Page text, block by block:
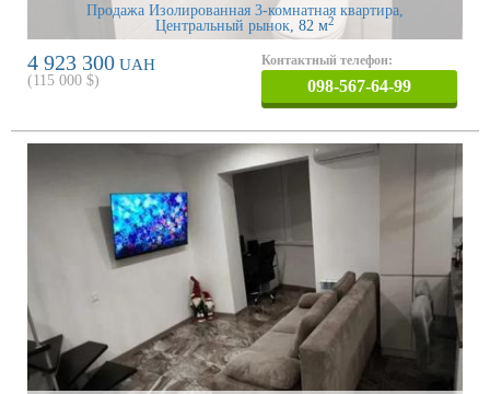
Продажа Изолированная 3-комнатная квартира,
Центральный рынок, 82 м2
4 923 300 UAH
(115 000 $)
Контактный телефон:
098-567-64-99